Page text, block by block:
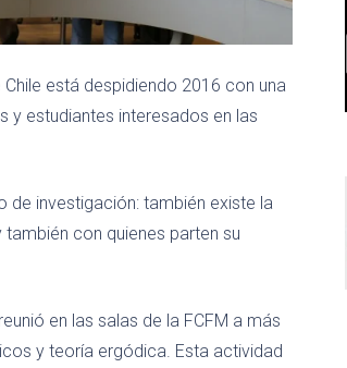
Chile está despidiendo 2016 con una
estudiantes interesados en las
de investigación: también existe la
con quienes parten su
en las salas de la FCFM a más
y teoría ergódica. Esta actividad